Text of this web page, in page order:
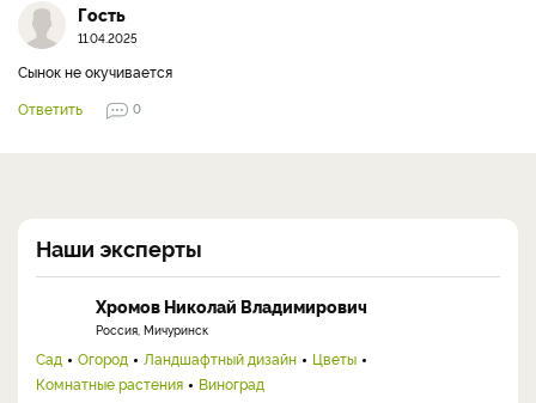
Гость
11.04.2025
Сынок не окучивается
Ответить
0
Наши эксперты
Хромов Николай Владимирович
Россия, Мичуринск
Сад Огород Ландшафтный дизайн
Цветы
Комнатные растения
Виноград